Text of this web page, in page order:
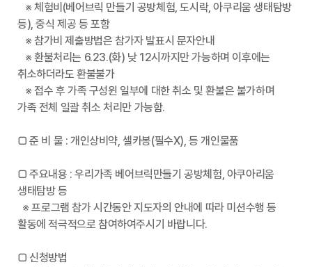
※ 체험비(베어브릭 만들기 공방체험, 도시락, 아쿠리움 생태탐방
등), 중식 제공 등 포함
※ 참가비 제출방법은 참가자 발표시 문자안내
※ 환불처리는 6.23.(화) 낮 12시까지만 가능하며 이후에는
취소하더라도 환불불가
※ 접수 후 가족 구성윈 일부에 대한 취소 및 환불은 불가하며
가족 전체 일괄 취소 처리만 가능함.
□ 준 비 물 : 개인상비약, 셀카봉(필수X), 등 개인물품
□ 주요내용 : 우리가족 베어브릭만들기 공방체험, 아쿠아리움
생태탐방 등
※ 프로그램 참가 시간동안 지도자의 안내에 따라 미션수행 등
활동에 적극적으로 참여하여주시기 바랍니다.
□ 신청방법